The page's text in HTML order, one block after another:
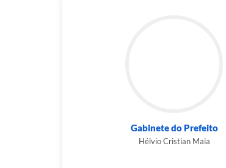
Gabinete do Prefeito
Hélvio Cristian Maia